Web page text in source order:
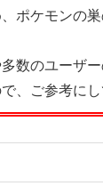
ポケモンの
数のユーザ
、ご参考にし